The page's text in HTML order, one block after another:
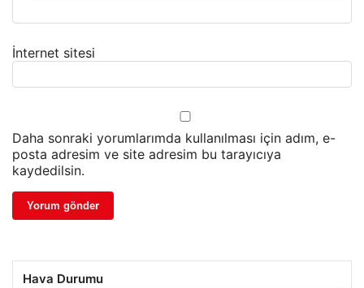
İnternet sitesi
Daha sonraki yorumlarımda kullanılması için adım, e-
posta adresim ve site adresim bu tarayıcıya
kaydedilsin.
Hava Durumu